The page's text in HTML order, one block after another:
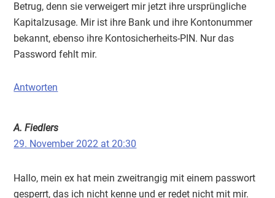
Betrug, denn sie verweigert mir jetzt ihre ursprüngliche
Kapitalzusage. Mir ist ihre Bank und ihre Kontonummer
bekannt, ebenso ihre Kontosicherheits-PIN. Nur das
Password fehlt mir.
Antworten
A. Fiedlers
29. November 2022 at 20:30
Hallo, mein ex hat mein zweitrangig mit einem passwort
gesperrt, das ich nicht kenne und er redet nicht mit mir.